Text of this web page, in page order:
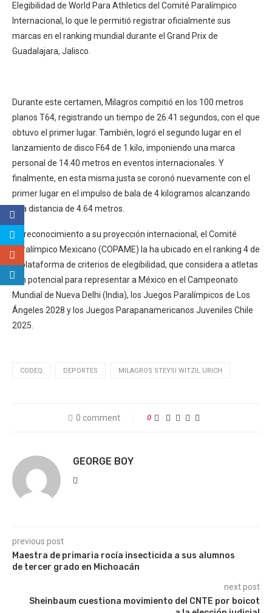
Elegibilidad de World Para Athletics del Comité Paralímpico
Internacional, lo que le permitió registrar oficialmente sus
marcas en el ranking mundial durante el Grand Prix de
Guadalajara, Jalisco.
Durante este certamen, Milagros compitió en los 100 metros
planos T64, registrando un tiempo de 26.41 segundos, con el que
obtuvo el primer lugar. También, logró el segundo lugar en el
lanzamiento de disco F64 de 1 kilo, imponiendo una marca
personal de 14.40 metros en eventos internacionales. Y
finalmente, en esta misma justa se coronó nuevamente con el
primer lugar en el impulso de bala de 4 kilogramos alcanzando
una distancia de 4.64 metros.
En reconocimiento a su proyección internacional, el Comité
Paralímpico Mexicano (COPAME) la ha ubicado en el ranking 4 de
la plataforma de criterios de elegibilidad, que considera a atletas
con potencial para representar a México en el Campeonato
Mundial de Nueva Delhi (India), los Juegos Paralímpicos de Los
Ángeles 2028 y los Juegos Parapanamericanos Juveniles Chile
2025.
CODEQ DEPORTES MILAGROS STEYSI WITZIL URICH
0 comment 0
GEORGE BOY
previous post
Maestra de primaria rocía insecticida a sus alumnos
de tercer grado en Michoacán
next post
Sheinbaum cuestiona movimiento del CNTE por boicot